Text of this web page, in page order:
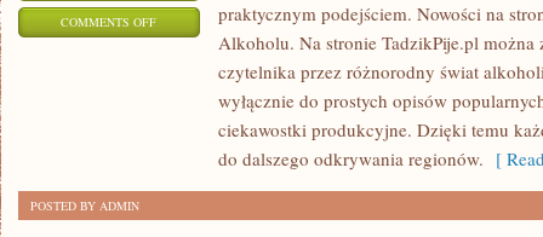
COMMENTS OFFON
SZAMPANY
praktycznym podejściem. Nowości na
Alkoholu. Na stronie TadzikPije.pl można
czytelnika przez różnorodny świat
wyłącznie do prostych opisów
ciekawostki produkcyjne. Dzięki temu
do dalszego odkrywania regionów. [
POSTED BY ADMIN